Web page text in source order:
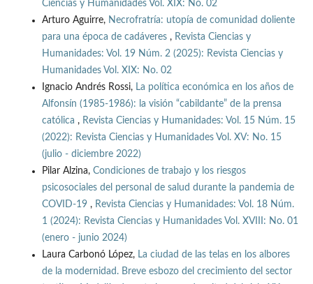
Ciencias y Humanidades Vol. XIX: No. 02
Arturo Aguirre, Necrofratría: utopía de comunidad doliente
para una época de cadáveres , Revista Ciencias y
Humanidades: Vol. 19 Núm. 2 (2025): Revista Ciencias y
Humanidades Vol. XIX: No. 02
Ignacio Andrés Rossi, La política económica en los años de
Alfonsín (1985-1986): la visión “cabildante” de la prensa
católica , Revista Ciencias y Humanidades: Vol. 15 Núm. 15
(2022): Revista Ciencias y Humanidades Vol. XV: No. 15
(julio - diciembre 2022)
Pilar Alzina, Condiciones de trabajo y los riesgos
psicosociales del personal de salud durante la pandemia de
COVID-19 , Revista Ciencias y Humanidades: Vol. 18 Núm.
1 (2024): Revista Ciencias y Humanidades Vol. XVIII: No. 01
(enero - junio 2024)
Laura Carbonó López, La ciudad de las telas en los albores
de la modernidad. Breve esbozo del crecimiento del sector